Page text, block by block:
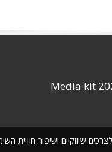
שיווקיים ושיפור
Media kit